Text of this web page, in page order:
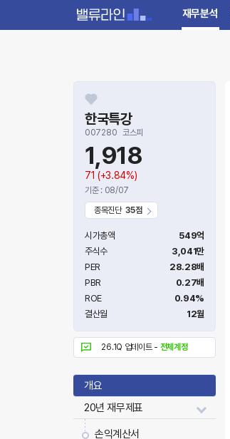
재무분석
한국특강
007280 코스피
1,918
71 (+3.84%)
기준 : 08/07
종목진단35점
시가총액
549억
주식수
3,041만
PER
28.28배
PBR
0.27배
ROE
0.94%
결산월
12월
26.1Q 업데이트 - 전체계정
개요
20년 재무제표
손익계산서